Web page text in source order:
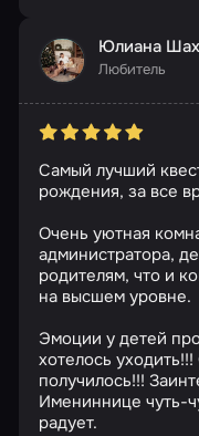
Юлиана Шах
Любитель
Самый лучший
рождения, за все
Очень уютная
администратора,
родителям, что и
на высшем уровне.
Эмоции у детей
хотелось
получилось!!!
Имениннице чуть-
радует.